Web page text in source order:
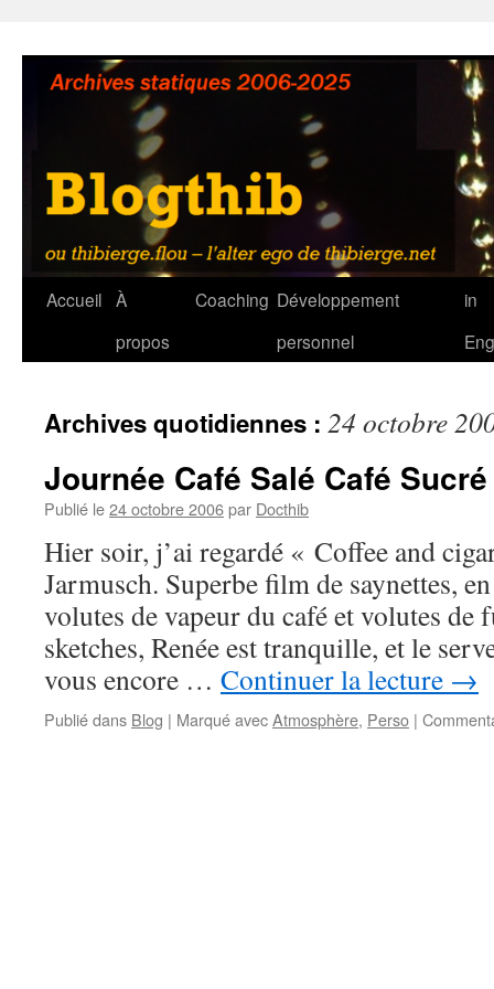
contenu
Accueil À
propos
Coaching Développement
personnel
in
Archives quotidiennes : 24 octobre
Journée Café Salé Café Sucré
Publié le24 octobre 2006par Docthib
Hier soir, j’ai regardé « Coffee and
Jarmusch. Superbe film de saynettes,
volutes de vapeur du café et volutes de
sketches, Renée est tranquille, et le
vous encore … Continuer la lecture →
Publié dans Blog | Marqué avecAtmosphère, Perso |